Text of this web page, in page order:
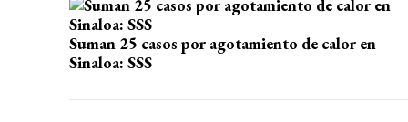
A
p
p
o
o
k
a
m
ar
tir
Suman 25 casos por agotamiento de calor en
Sinaloa: SSS